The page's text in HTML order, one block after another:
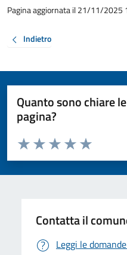
Pagina aggiornata il 21/11/2025
Indietro
Quanto sono chiare
pagina?
Valuta da 1 a 5 stelle la pagina
Valuta 5
Valuta 4 stelle
Valuta 3 stelle su 5
Valuta 2 stelle su 5
Valuta 1 stelle su 5
Contatta il
Leggi le